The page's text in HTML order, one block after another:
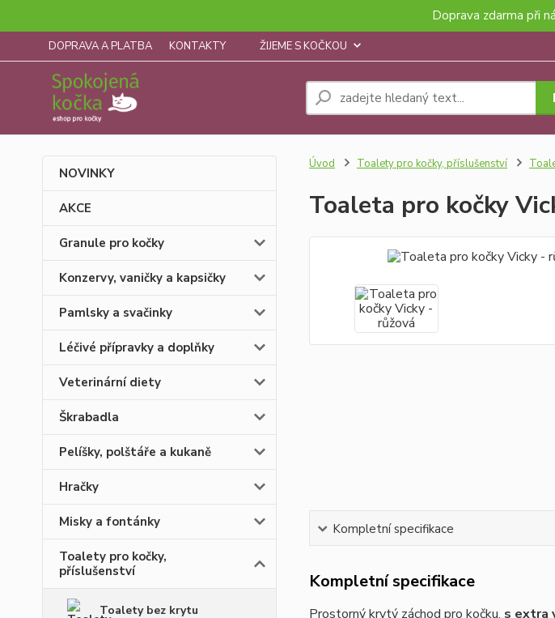
Doprava zdarma při
DOPRAVA A PLATBA KONTAKTY ŽIJEME S KOČKOU
NOVINKY
AKCE
Granule pro kočky
Konzervy, vaničky a kapsičky
Pamlsky a svačinky
Léčivé přípravky a doplňky
Veterinární diety
Škrabadla
Pelíšky, polštáře a kukaně
Hračky
Misky a fontánky
Toalety pro kočky,
příslušenství
Toalety bez krytu
Úvod Toalety pro kočky, příslušenství
Toaleta pro kočky
Kompletní specifikace
Kompletní specifikace
Prostorný krytý záchod pro kočku, s extra